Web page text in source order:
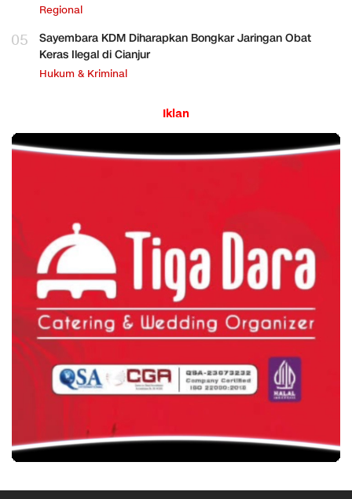
Regional
05
Sayembara KDM Diharapkan Bongkar Jaringan Obat
Keras Ilegal di Cianjur
Hukum & Kriminal
Iklan